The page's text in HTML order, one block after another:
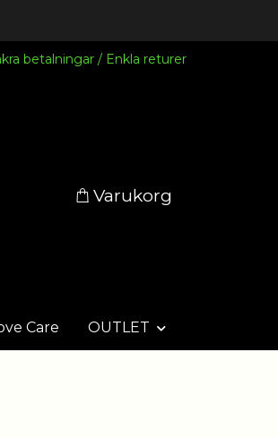
betalningar / Enkla returer
Varukorg
Care OUTLET